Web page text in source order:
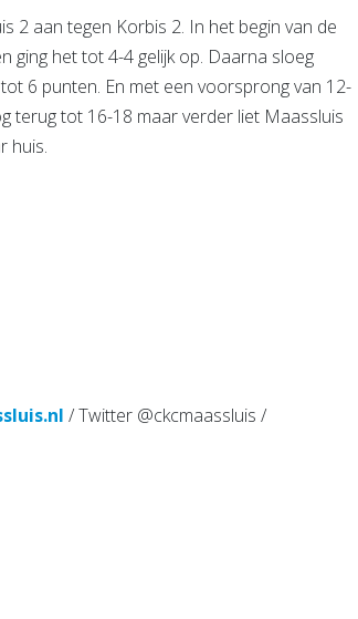
2 aan tegen Korbis 2. In het begin van de
ging het tot 4-4 gelijk op. Daarna sloeg
6 punten. En met een voorsprong van 12-
terug tot 16-18 maar verder liet Maassluis
huis.
/ Twitter @ckcmaassluis /